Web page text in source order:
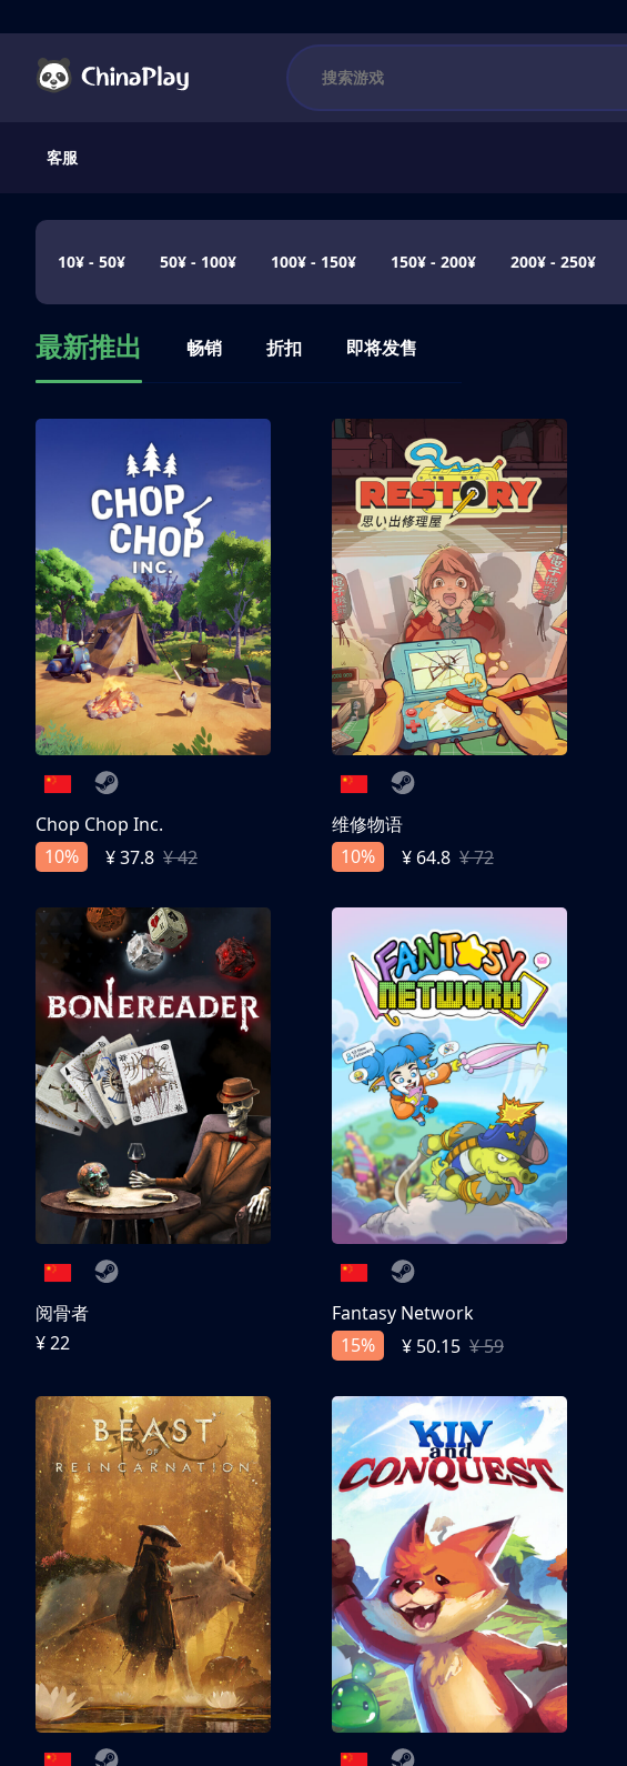
客服
10¥ - 50¥ 50¥ - 100¥ 100¥ - 150¥ 150¥ - 200¥ 200¥ - 250¥
最新推出 畅销 折扣 即将发售
Chop Chop Inc.
10%
¥ 37.8 ¥ 42
维修物语
10%
¥ 64.8 ¥ 72
阅骨者
¥ 22
Fantasy Network
15%
¥ 50.15 ¥ 59